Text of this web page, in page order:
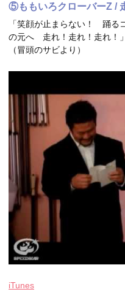
⑤ももいろクローバーZ /
「笑顔が止まらない！ 踊
の元へ 走れ！走れ！走れ！
（冒頭のサビより）
iTunes